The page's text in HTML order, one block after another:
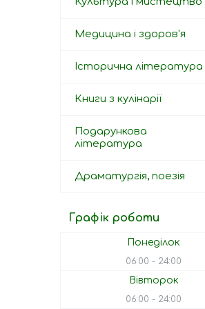
Медицина і здоров'я
Історична література
Книги з кулінарії
Подарункова
література
Драматургія, поезія
Графік роботи
Понеділок
06:00 24:00
Вівторок
06:00 24:00